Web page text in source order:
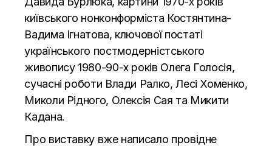
київського нонконформіста Костянтина-
Вадима Ігнатова, ключової постаті
українського постмодерністського
живопису 1980-90-х років Олега Голосія,
сучасні роботи Влади Ралко, Лесі Хоменко,
Миколи Рідного, Олексія Сая та Микити
Кадана.
Про виставку вже написало провідне